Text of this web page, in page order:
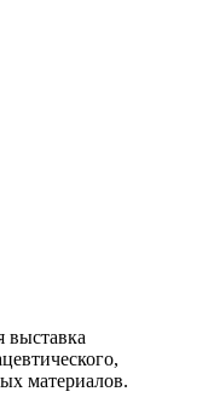
выставка
материалов.